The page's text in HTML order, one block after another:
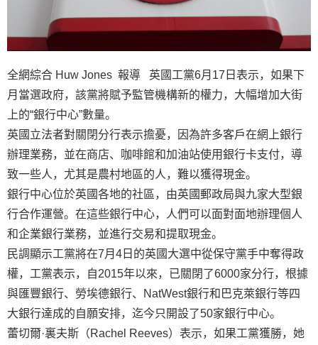
全網綜合 Huw Jones 報導 英國工黨6月17日表示，如果下
月當選政府，該黨將賦予監管機構新的權力，大幅增加大街
上的“銀行中心”數量。
英國立法者對關閉分行表示擔憂，因為許多客戶在網上銀行
辦理業務，並在商店、咖啡館和加油站使用銀行卡支付，導
致一些人，尤其是農村地區的人，難以獲得現金。
銀行中心位於英國各地的社區，由英國郵政局與九家大型銀
行合作運營。在這些銀行中心，人們可以面對面地辦理個人
和企業銀行業務，並進行交易和提取現金。
民調顯示工黨將在7月4日的英國大選中從保守黨手中奪得政
權，工黨表示，自2015年以來，已關閉了6000家分行，根據
與匯豐銀行、勞埃德銀行、NatWest銀行和巴克萊銀行等四
大銀行達成的自願安排，迄今只開設了50家銀行中心。
蕾切爾·裏夫斯（Rachel Reeves）表示，如果工黨獲勝，她